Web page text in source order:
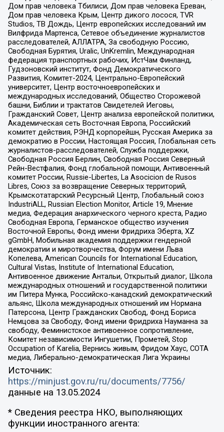
Дом прав человека Тбилиси, Дом прав человека Ереван,
Дом прав человека Крым, Центр дикого лосося, TVR
Studios, ТВ Дождь, Центр европейских исследований им
Вилфрида Мартенса, Сетевое объединение журналистов
расследователей, АЛЛАТРА, За свободную Россию,
Свободная Бурятия, Uralic, UnKremlin, Международная
федерация транспортных рабочих, ИстЧам Финланд,
Гудзоновский институт, Фонд Демократического
Развития, Комитет-2024, Центрально-Европейский
университет, Центр восточноевропейских и
международных исследований, Общество Сторожевой
башни, Библии и трактатов Свидетелей Иеговы,
Гражданский Совет, Центр анализа европейской политики,
Академическая сеть Восточная Европа, Российский
комитет действия, РЭНД корпорейшн, Русская Америка за
демократию в России, Настоящая Россия, Глобальная сеть
журналистов-расследователей, Служба поддержки,
Свободная Россия Берлин, Свободная Россия Северный
Рейн-Вестфалия, Фонд глобальной помощи, Антивоенный
комитет России, Russie-Libertes, La Asocicion de Rusos
Libres, Союз за возвращение Северных территорий,
Крымскотатарский Ресурсный Центр, Глобальный союз
IndustriALL, Russian Election Monitor, Article 19, Мнение
медиа, Федерация анархического черного креста, Радио
Свободная Европа, Германское общество изучения
Восточной Европы, Фонд имени Фридриха Эберта, XZ
gGmbH, Мобильная академия поддержки гендерной
демократии и миротворчества, Форум имени Льва
Копелева, American Councils for International Education,
Cultural Vistas, Institute of International Education,
Антивоенное движение Антальи, Открытый диалог, Школа
международных отношений и государственной политики
им Питера Мунка, Российско-канадский демократический
альянс, Школа международных отношений им Нормана
Патерсона, Центр Гражданских Свобод, Фонд Бориса
Немцова за Свободу, Фонд имени Фридриха Науманна за
свободу, Феминистское антивоенное сопротивление,
Комитет независимости Ингушетии, Прометей, Stop
Occupation of Karelia, Вернись живым, Фридом Хаус, СОТА
медиа, Либерально-демократическая Лига Украины
Источник:
https://minjust.gov.ru/ru/documents/7756/
данные на 13.05.2024
* Сведения реестра НКО, выполняющих
функции иностранного агента: